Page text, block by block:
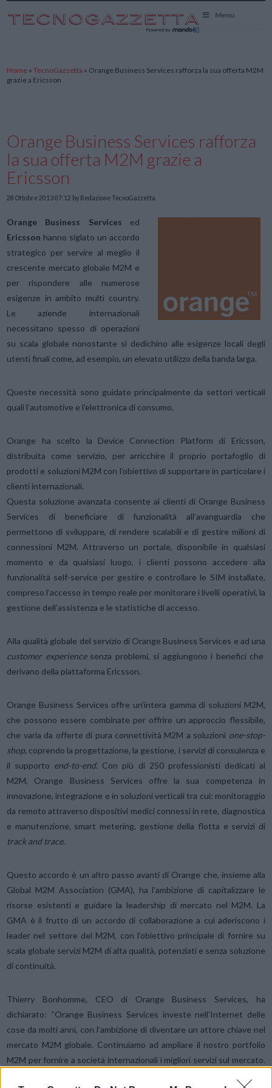
Menu
Home »TecnoGazzetta » Orange Business Services rafforza la sua offerta M2M
grazie a Ericsson
Orange Business Services rafforza
la sua offerta M2M grazie a
Ericsson
28 Ottobre 2013 07:12 by Redazione TecnoGazzetta
Orange Business Services ed
Ericsson hanno siglato un accordo
strategico per servire al meglio il
crescente mercato globale M2M e
per rispondere alle numerose
esigenze in ambito multi country.
Le aziende internazionali
necessitano spesso di operazioni
su scala globale nonostante si dedichino alle esigenze locali degli
utenti finali come, ad esempio, un elevato utilizzo della banda larga.
Queste necessità sono guidate principalmente da settori verticali
quali l’automotive e l’elettronica di consumo.
Orange ha scelto la Device Connection Platform di Ericsson,
distribuita come servizio, per arricchire il proprio portafoglio di
prodotti e soluzioni M2M con l’obiettivo di supportare in particolare i
clienti internazionali.
Questa soluzione avanzata consente ai clienti di Orange Business
Services di beneficiare di funzionalità all’avanguardia che
permettono di sviluppare, di rendere scalabili e di gestire milioni di
connessioni M2M. Attraverso un portale, disponibile in qualsiasi
momento e da qualsiasi luogo, i clienti possono accedere alla
funzionalità self-service per gestire e controllare le SIM installate,
compreso l’accesso in tempo reale per monitorare i livelli operativi, la
gestione dell’assistenza e le statistiche di accesso.
Alla qualità globale del servizio di Orange Business Services e ad una
customer experiencesenza problemi, si aggiungono i benefici che
derivano della piattaforma Ericsson.
Orange Business Services offre un’intera gamma di soluzioni M2M,
che possono essere combinate per offrire un approccio flessibile,
che varia da offerte di pura connettività M2M a soluzioni one-stop-
shop, coprendo la progettazione, la gestione, i servizi di consulenza e
il supporto end-to-end. Con più di 250 professionisti dedicati al
M2M, Orange Business Services offre la sua competenza in
innovazione, integrazione e in soluzioni verticali tra cui: monitoraggio
da remoto attraverso dispositivi medici connessi in rete, diagnostica
e manutenzione, smart metering, gestione della flotta e servizi di
track and trace.
Questo accordo è un altro passo avanti di Orange che, insieme alla
Global M2M Association (GMA), ha l’ambizione di capitalizzare le
risorse esistenti e guidare la leadership di mercato nel M2M. La
GMA è il frutto di un accordo di collaborazione a cui aderiscono i
leader nel settore del M2M, con l’obiettivo principale di fornire su
scala globale servizi M2M di alta qualità, potenziati e senza soluzione
di continuità.
Thierry Bonhomme, CEO di Orange Business Services, ha
dichiarato: “Orange Business Services investe nell’Internet delle
cose da molti anni, con l’ambizione di diventare un attore chiave nel
mercato M2M globale. Continuiamo ad ampliare il nostro portfolio
M2M per fornire a società internazionali i migliori servizi sul mercato.